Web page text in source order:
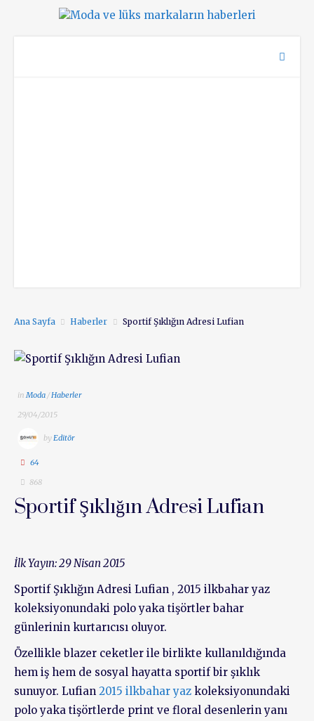
Ana Sayfa Haberler Sportif Şıklığın Adresi Lufian
in Moda /Haberler
29/04/2015
by Editör
64
868
Sportif Şıklığın Adresi Lufian
İlk Yayın: 29 Nisan 2015
Sportif Şıklığın Adresi Lufian , 2015 ilkbahar yaz
koleksiyonundaki polo yaka tişörtler bahar
günlerinin kurtarıcısı oluyor.
Özellikle blazer ceketler ile birlikte kullanıldığında
hem iş hem de sosyal hayatta sportif bir şıklık
sunuyor. Lufian 2015 ilkbahar yaz koleksiyonundaki
polo yaka tişörtlerde print ve floral desenlerin yanı